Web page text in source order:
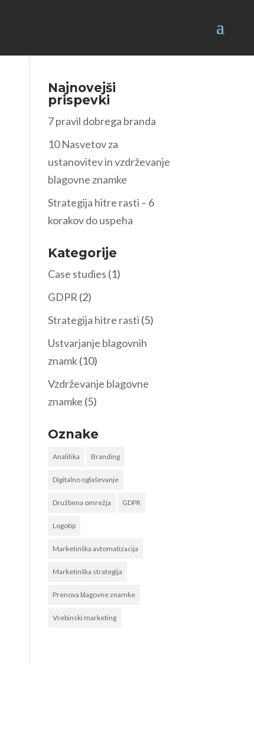
Najnovejši
prispevki
7 pravil dobrega branda
10 Nasvetov za
ustanovitev in vzdrževanje
blagovne znamke
Strategija hitre rasti – 6
korakov do uspeha
Kategorije
Case studies (1)
GDPR (2)
Strategija hitre rasti (5)
Ustvarjanje blagovnih
znamk(10)
Vzdrževanje blagovne
znamke (5)
Oznake
Analitika Branding
Digitalno oglaševanje
Družbena omrežja GDPR
Logotip
Marketinška avtomatizacija
Marketinška strategija
Prenova blagovne znamke
Vsebinski marketing